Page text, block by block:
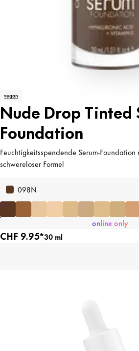
vegan
Nude Drop Tinted
Foundation
Feuchtigkeitsspendende Serum-Foundation
schwereloser Formel
098N
online only
CHF 9.95*30 ml